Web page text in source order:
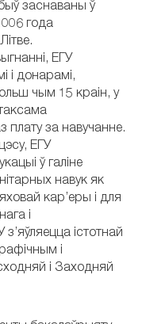
заснаваны ў
года
ЕГУ
і донарамі,
чым 15 краін, у
плату за навучанне.
ЕГУ
ў галіне
навук як
кар’еры і для
і
істотнай
і
і Заходняй